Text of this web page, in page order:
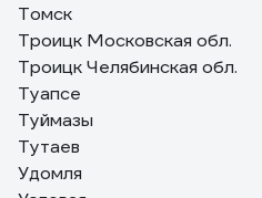
Томск
Троицк Московская обл.
Троицк Челябинская обл.
Туапсе
Туймазы
Тутаев
Удомля